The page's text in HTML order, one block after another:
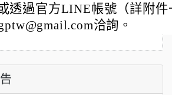
透過官方LINE帳號（詳附件
洽詢。